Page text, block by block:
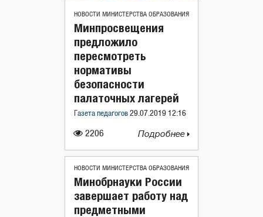
НОВОСТИ МИНИСТЕРСТВА ОБРАЗОВАНИЯ
2206
Минпросвещения
предложило
пересмотреть
нормативы
безопасности
палаточных лагерей
Газета педагогов 29.07.2019 12:16
Подробнее
НОВОСТИ МИНИСТЕРСТВА ОБРАЗОВАНИЯ
Минобрнауки России
завершает работу над
предметными